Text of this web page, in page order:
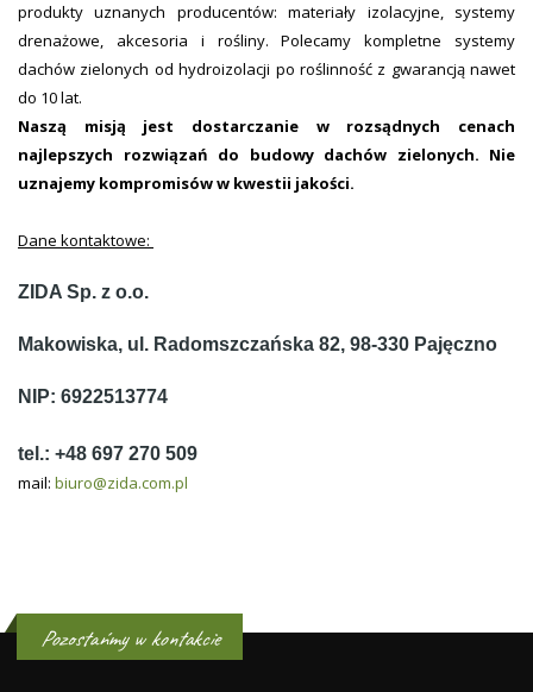
produkty uznanych producentów: materiały izolacyjne, systemy
drenażowe, akcesoria i rośliny. Polecamy kompletne systemy
dachów zielonych od hydroizolacji po roślinność z gwarancją nawet
do 10 lat.
Naszą misją jest dostarczanie w rozsądnych cenach
najlepszych rozwiązań do budowy dachów zielonych. Nie
uznajemy kompromisów w kwestii jakości.
Dane kontaktowe:
ZIDA Sp. z o.o.
Makowiska, ul. Radomszczańska 82, 98-330 Pajęczno
NIP: 6922513774
tel.: +48 697 270 509
mail: biuro@zida.com.pl
Pozostańmy w kontakcie